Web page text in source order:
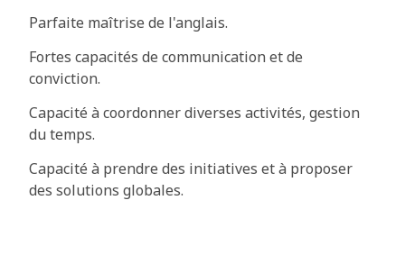
Parfaite maîtrise de l'anglais.
Fortes capacités de communication et de
conviction.
Capacité à coordonner diverses activités, gestion
du temps.
Capacité à prendre des initiatives et à proposer
des solutions globales.